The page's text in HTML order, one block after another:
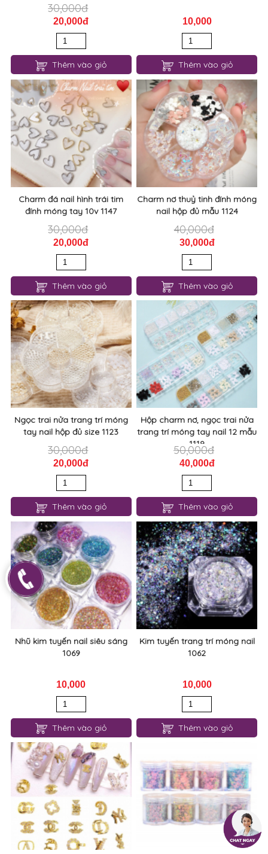
30,000đ
20,000đ
Thêm vào giỏ
10,000
Thêm vào giỏ
Charm đá nail hình trái tim
đính móng tay 10v 1147
30,000đ
20,000đ
Thêm vào giỏ
Charm nơ thuỷ tinh đính móng
nail hộp đủ mẫu 1124
40,000đ
30,000đ
Thêm vào giỏ
Ngọc trai nửa trang trí móng
tay nail hộp đủ size 1123
30,000đ
20,000đ
Thêm vào giỏ
Hộp charm nơ, ngọc trai nửa
trang trí móng tay nail 12 mẫu
1119
50,000đ
40,000đ
Thêm vào giỏ
Nhũ kim tuyến nail siêu sáng
1069
10,000
Thêm vào giỏ
Kim tuyến trang trí móng nail
1062
10,000
Thêm vào giỏ